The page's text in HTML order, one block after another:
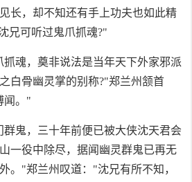
长，却不知还有手上功夫也如此精
兄可听过鬼爪抓魂?"
魂，奠非说法是当年天下外家邪派
白骨幽灵掌的别称?"郑兰州颔首
闻。"
群鬼，三十年前便已被大侠沈天君会
一役中除尽，据闻幽灵群鬼已再无
。"郑兰州叹道："沈兄有所不知，